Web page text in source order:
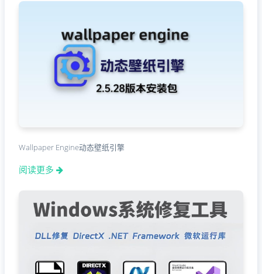
Wallpaper Engine动态壁纸引擎
阅读更多